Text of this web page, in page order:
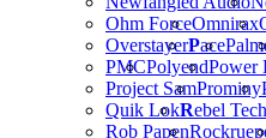
Ohm ForceOmnirax
OverstayerPace
PMCPolyendPower
Project SamProminy
Quik LokRebel
Rob Papen